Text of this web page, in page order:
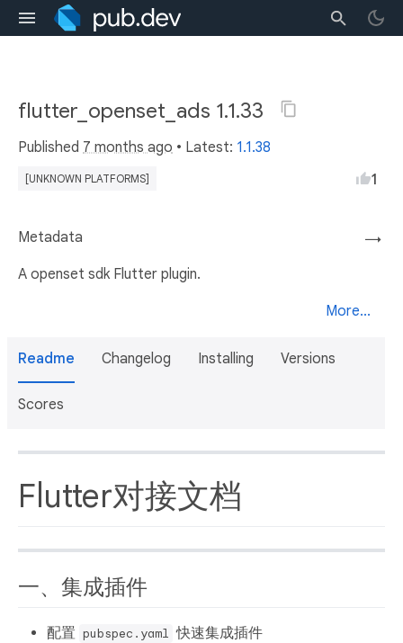
flutter_openset_ads 1.1.33
Published 7 months ago • Latest: 1.1.38
[UNKNOWN PLATFORMS] 1
→
Metadata
A openset sdk Flutter plugin.
More...
Readme Changelog Installing Versions
Scores
Flutter对接文档
一、集成插件
配置 pubspec.yaml 快速集成插件